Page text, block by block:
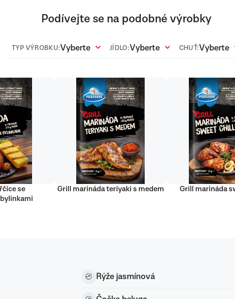
Podívejte se na podobné výrobky
TYP VÝROBKU:Vyberte JÍDLO:Vyberte CHUŤ:Vyberte
se
Grill marináda teriyaki s medem Grill marináda
Rýže jasmínová